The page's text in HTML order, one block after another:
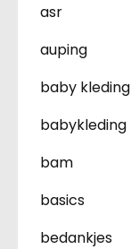
asr
auping
baby kleding
babykleding
bam
basics
bedankjes